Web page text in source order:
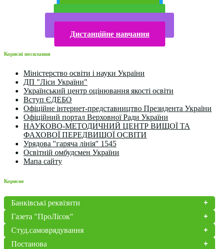
Дистанційне навчання
Корисні посилання
Міністерство освіти і науки України
ДП "Ліси України"
Український центр оцінювання якості освіти
Вступ ЄДЕБО
Офіційне інтернет-представництво Президента України
Офіційний портал Верховної Ради України
НАУКОВО-МЕТОДИЧНИЙ ЦЕНТР ВИЩОЇ ТА
ФАХОВОЇ ПЕРЕДВИЩОЇ ОСВІТИ
Урядова "гаряча лінія" 1545
Освітній омбудсмен України
Мапа сайту
Корисне
Банківські реквізити
Газета "ПроЛісок"
Студ.самоврядування
Постанова